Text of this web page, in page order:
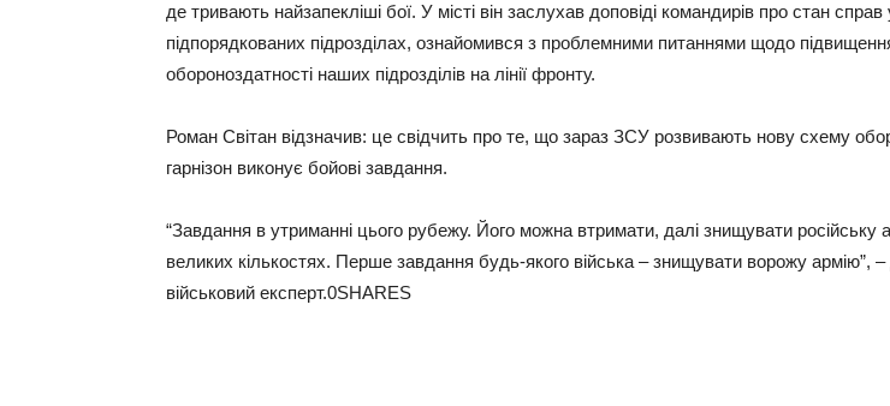
де тривають найзапекліші бої. У місті він заслухав доповіді командирів про стан справ
підпорядкованих підрозділах, ознайомився з проблемними питаннями щодо
обороноздатності наших підрозділів на лінії фронту.
Роман Світан відзначив: це свідчить про те, що зараз ЗСУ розвивають нову схему
гарнізон виконує бойові завдання.
“Завдання в утриманні цього рубежу. Його можна втримати, далі знищувати російську
великих кількостях. Перше завдання будь-якого війська – знищувати ворожу армію”,
військовий експерт.0SHARES